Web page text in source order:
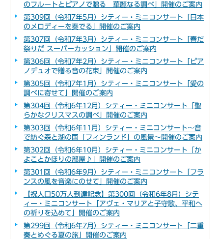
のフルートとピアノで贈る 華麗なる調べ」開催のご案内
第309回（令和7年5月）シティー・ミニコンサート「日本
のメロディーを奏でる」開催のご案内
第307回（令和7年3月）シティー・ミニコンサート「春だ
祭りだ スーパーカッション」開催のご案内
第306回（令和7年2月）シティー・ミニコンサート「ピア
ノデュオで贈る音の花束」開催のご案内
第305回（令和7年1月）シティー・ミニコンサート「愛の
調べに寄せて」開催のご案内
第304回（令和6年12月）シティー・ミニコンサート「聖
らかなクリスマスの調べ」開催のご案内
第303回（令和6年11月）シティー・ミニコンサート～音
で紡ぐ森と湖の国「フィンランド」の風景～開催のご案内
第302回（令和6年10月）シティー・ミニコンサート「か
よことかほりの部屋♪」開催のご案内
第301回（令和6年9月）シティー・ミニコンサート「フラ
ンスの風を音楽にのせて」開催のご案内
【祝人口50万人到達記念】第300回（令和6年8月）シテ
ィー・ミニコンサート「アヴェ・マリアと子守歌、平和へ
の祈りを込めて」開催のご案内
第299回（令和6年7月）シティー・ミニコンサート「二重
奏とめぐる夏の旅」開催のご案内